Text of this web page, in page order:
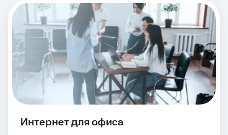
Интернет для офиса